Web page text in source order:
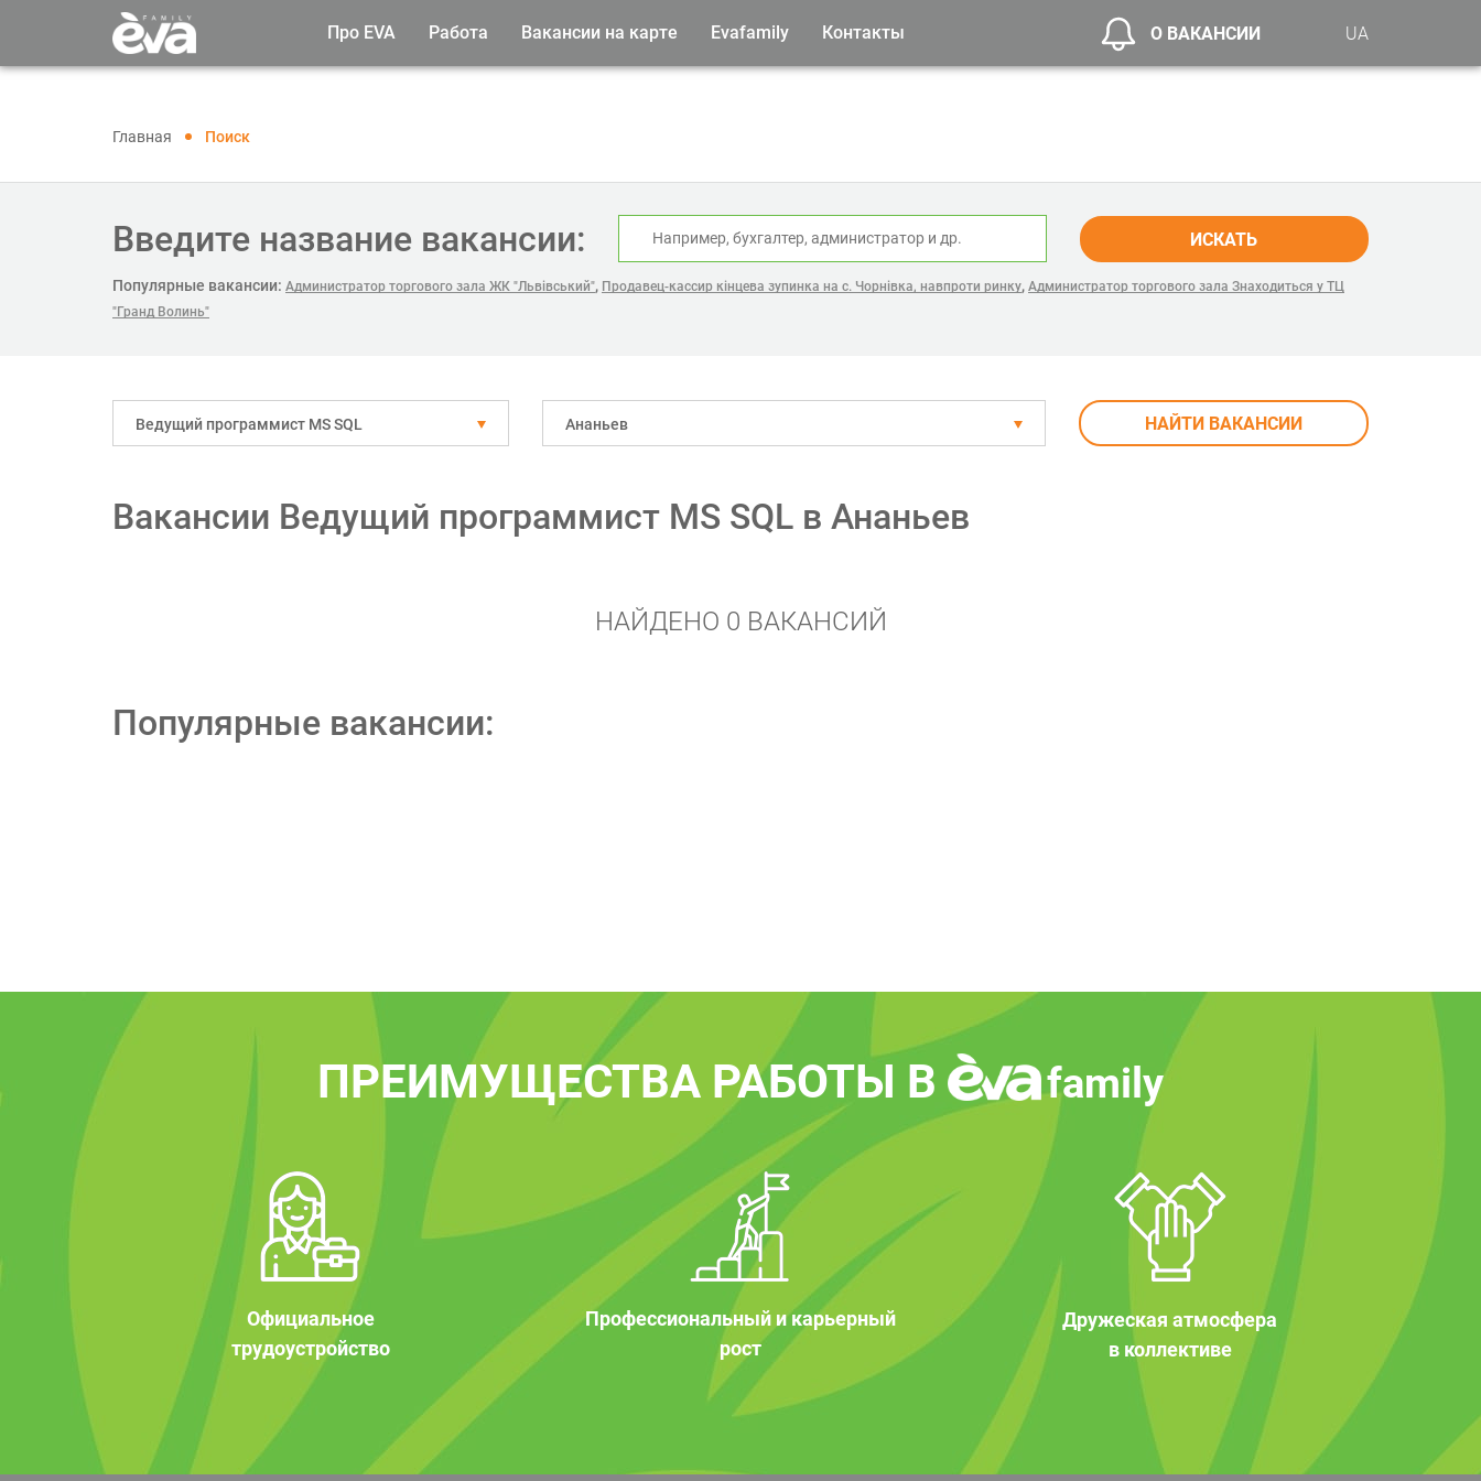
Про EVA Работа Вакансии на карте Evafamily Контакты О ВАКАНСИИ UA
Главная Поиск
Введите название вакансии: ИСКАТЬ
Популярные вакансии: Администратор торгового зала ЖК "Львівський", Продавец-кассир кінцева зупинка на с. Чорнівка, навпроти ринку, Администратор торгового зала Знаходиться у ТЦ
"Гранд Волинь"
Ведущий программист MS SQL Ананьев НАЙТИ ВАКАНСИИ
Вакансии Ведущий программист MS SQL в Ананьев
НАЙДЕНО 0 ВАКАНСИЙ
Популярные вакансии:
ПРЕИМУЩЕСТВА РАБОТЫ В family
Официальное
трудоустройство
Профессиональный и карьерный
рост
Дружеская атмосфера
в коллективе